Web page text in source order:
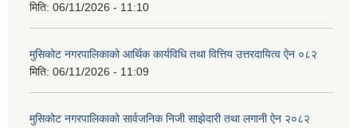
मिति: 06/11/2026 - 11:10
मुसिकोट नगरपालिकाको आर्थिक कार्यविधि तथा वित्तिय उत्तरदायित्व ऐन ०८२
मिति: 06/11/2026 - 11:09
मुसिकोट नगरपालिकाको सार्वजनिक निजी साझेदारी तथा लगानी ऐन २०८२